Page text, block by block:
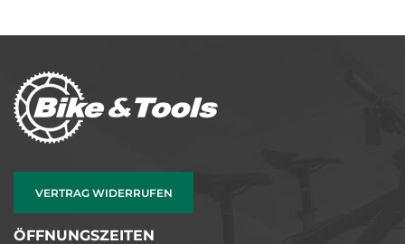
VERTRAG WIDERRUFEN
ÖFFNUNGSZEITEN